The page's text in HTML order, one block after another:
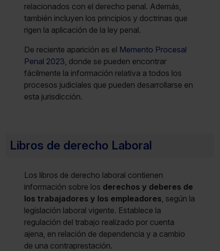
relacionados con el derecho penal. Además,
también incluyen los principios y doctrinas que
rigen la aplicación de la ley penal.
De reciente aparición es el Memento Procesal
Penal 2023, donde se pueden encontrar
fácilmente la información relativa a todos los
procesos judiciales que pueden desarrollarse en
esta jurisdicción.
Libros de derecho Laboral
Los libros de derecho laboral contienen
información sobre los derechos y deberes de
los trabajadores y los empleadores, según la
legislación laboral vigente. Establece la
regulación del trabajo realizado por cuenta
ajena, en relación de dependencia y a cambio
de una contraprestación.